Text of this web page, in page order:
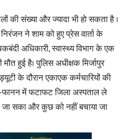
की संख्या और ज्यादा भी हो सकता है ।
निरंजन ने शाम को हुए प्रेस वार्ता के
अधिकारी, स्वास्थ्य विभाग के एक
हुई है। पुलिस अधीक्षक मिर्जापुर
के दौरान एकाएक कर्मचारियों की
में फटाफट जिला अस्पताल ले
जा सका और कुछ को नहीं बचाया जा